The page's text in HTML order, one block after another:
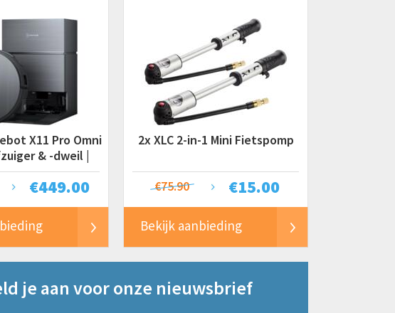
X11 Pro Omni
& -dweil |
kPa
€449.00
2x XLC 2-in-1 Mini Fietspomp
€15.00
€75.90
Bekijk aanbieding
je aan voor onze nieuwsbrief